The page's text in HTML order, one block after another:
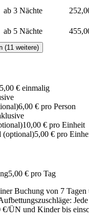
ab 3 Nächte
ab 5 Nächte
(11 weitere)
€ einmalig
6,00 € pro Person
10,00 € pro Einheit
(optional)5,00 € pro
5,00 € pro Tag
Buchung von 7 Tagen
€/ÜN und Kinder bis